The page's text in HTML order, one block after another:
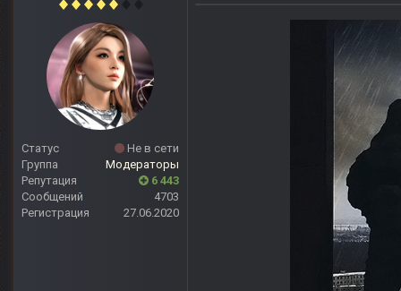
Статус
Не в сети
Группа
Модераторы
Репутация
6 443
Сообщений
4703
Регистрация
27.06.2020